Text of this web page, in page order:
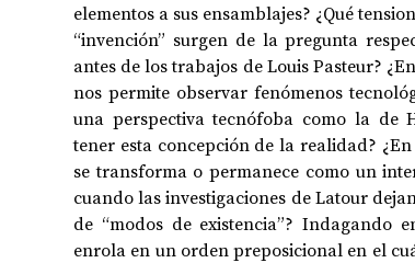
elementos a sus ensamblajes? ¿Qué
“invención” surgen de la pregunta
antes de los trabajos de Louis Pasteur?
nos permite observar fenómenos
una perspectiva tecnófoba como la de
tener esta concepción de la realidad?
se transforma o permanece como un
cuando las investigaciones de Latour
de “modos de existencia”? Indagando
enrola en un orden preposicional en el